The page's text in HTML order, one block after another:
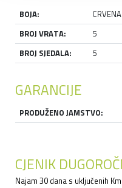
BOJA:
CRVENA
BROJ VRATA:
5
BROJ SJEDALA:
5
GARANCIJE
PRODUŽENO JAMSTVO:
CJENIK
Najam 30 dana s uključenih Km